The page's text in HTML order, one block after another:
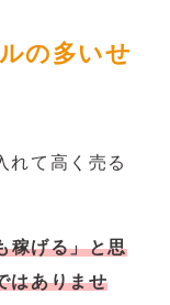
の多いせ
れて高く売る
稼げる」と思
はありませ